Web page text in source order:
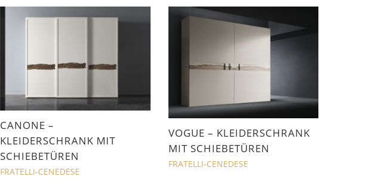
CANONE –
KLEIDERSCHRANK MIT
SCHIEBETÜREN
FRATELLI-CENEDESE
VOGUE – KLEIDERSCHRANK
MIT SCHIEBETÜREN
FRATELLI-CENEDESE